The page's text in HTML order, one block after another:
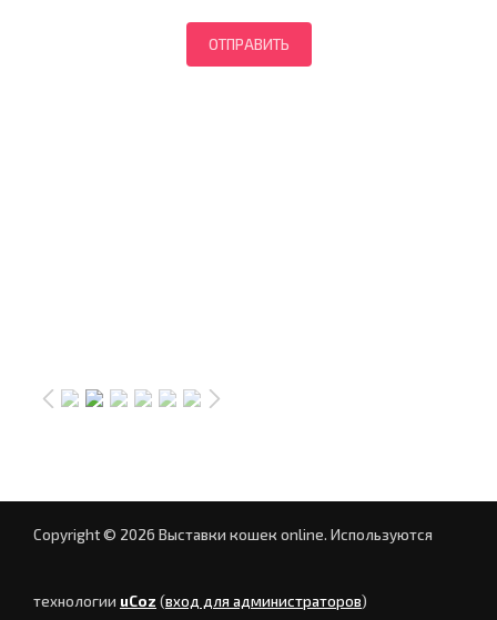
Copyright © 2026 Выставки кошек online. Используются
технологии uCoz (вход для администраторов)